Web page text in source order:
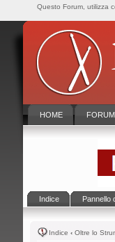
HOME FORUM
Indice Pannello
Indice ‹ Oltre lo
Questo Forum, utilizza